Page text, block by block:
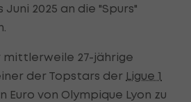
2025 an die "Spurs"
mittlerweile 27-jährige
der Topstars der Ligue 1
Euro von Olympique Lyon zu